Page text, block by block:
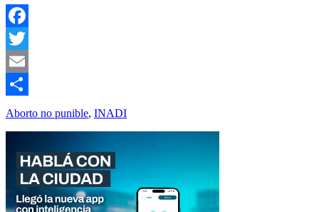
Facebook
Twitter
Email
Compartir
Aborto no punible, INADI